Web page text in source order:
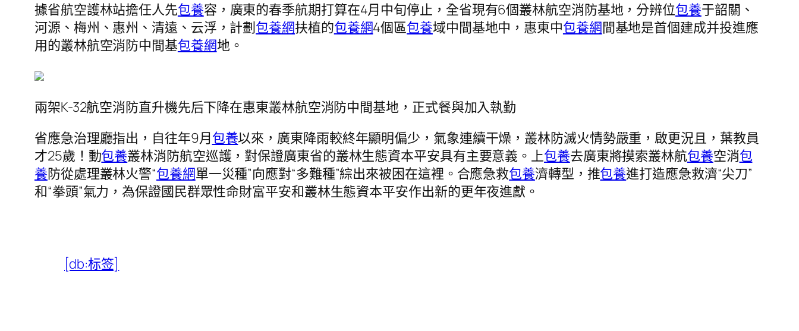
據省航空護林站擔任人先包養容，廣東的春季航期打算在4月中旬停止，全省現有6個叢林航空消防基地，分辨位包養于韶關、
河源、梅州、惠州、清遠、云浮，計劃包養網扶植的包養網4個區包養域中間基地中，惠東中包養網間基地是首個建成并投進應
用的叢林航空消防中間基包養網地。
兩架K-32航空消防直升機先后下降在惠東叢林航空消防中間基地，正式餐與加入執勤
省應急治理廳指出，自往年9月包養以來，廣東降雨較終年顯明偏少，氣象連續干燥，叢林防滅火情勢嚴重，啟更況且，葉教員
才25歲！動包養叢林消防航空巡護，對保證廣東省的叢林生態資本平安具有主要意義。上包養去廣東將摸索叢林航包養空消包
養防從處理叢林火警“包養網單一災種”向應對“多難種”綜出來被困在這裡。合應急救包養濟轉型，推包養進打造應急救濟“尖刀”
和“拳頭”氣力，為保證國民群眾性命財富平安和叢林生態資本平安作出新的更年夜進獻。
[db:标签]